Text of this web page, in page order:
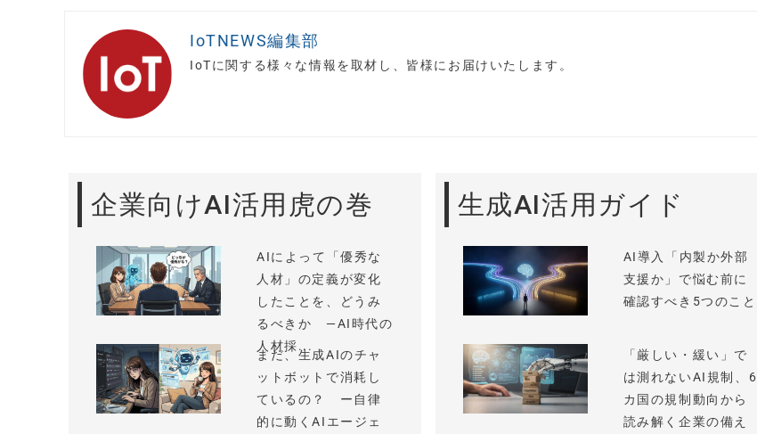
IoTNEWS編集部
IoTに関する様々な情報を取材し、皆様にお届けいたします。
企業向けAI活用虎の巻
AIによって「優秀な
人材」の定義が変化
したことを、どうみ
るべきか —AI時代の
人材採...
まだ、生成AIのチャ
ットボットで消耗し
ているの？ ー自律
的に動くAIエージェ
生成AI活用ガイド
AI導入「内製か外部
支援か」で悩む前に
確認すべき5つのこと
「厳しい・緩い」で
は測れないAI規制、6
カ国の規制動向から
読み解く企業の備え